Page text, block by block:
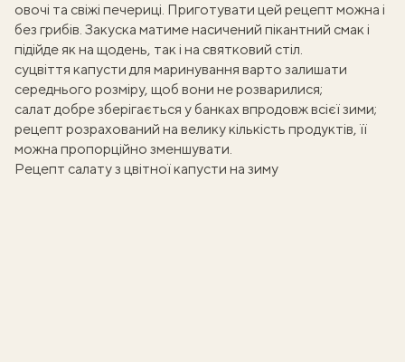
овочі та свіжі печериці. Приготувати цей рецепт можна і
без грибів. Закуска матиме насичений пікантний смак і
підійде як на щодень, так і на святковий стіл.
суцвіття капусти для маринування варто залишати
середнього розміру, щоб вони не розварилися;
салат добре зберігається у банках впродовж всієї зими;
рецепт розрахований на велику кількість продуктів, її
можна пропорційно зменшувати.
Рецепт салату з цвітної капусти на зиму